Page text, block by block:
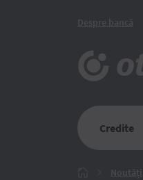
Despre bancă
Credite
Noutăți